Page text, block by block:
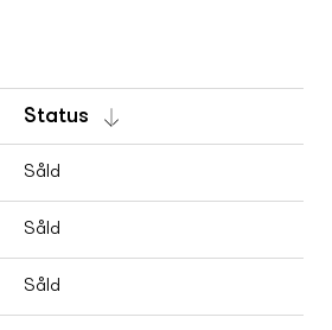
Status
Såld
Såld
Såld